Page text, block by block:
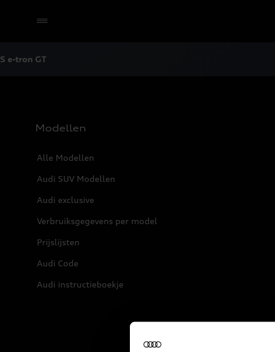
S e-tron GT
Modellen
Alle Modellen
Audi SUV Modellen
Audi exclusive
Verbruiksgegevens per model
Prijslijsten
Audi Code
Audi instructieboekje